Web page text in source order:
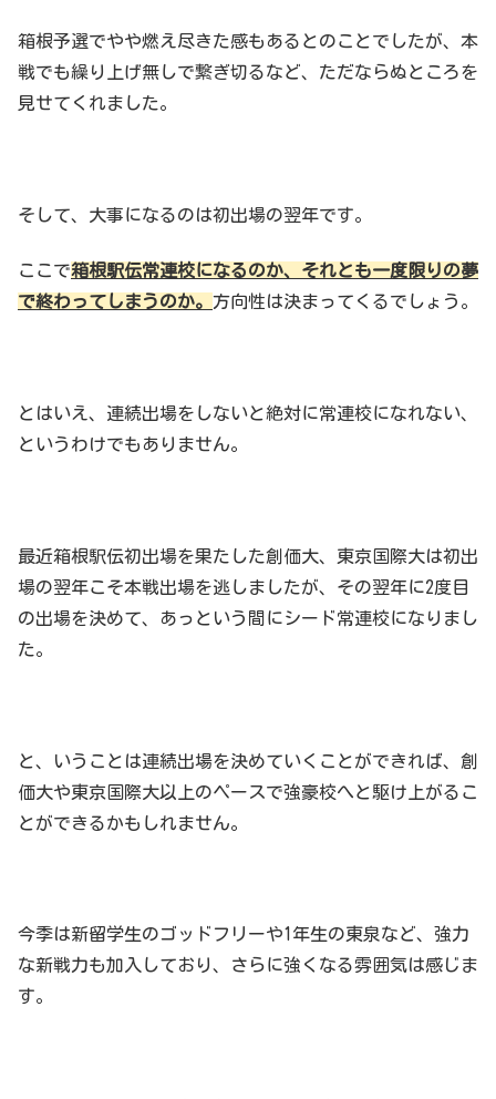
箱根予選でやや燃え尽きた感もあるとのことでしたが、本
戦でも繰り上げ無しで繋ぎ切るなど、ただならぬところを
見せてくれました。
そして、大事になるのは初出場の翌年です。
ここで箱根駅伝常連校になるのか、それとも一度限りの夢
で終わってしまうのか。 方向性は決まってくるでしょう。
とはいえ、連続出場をしないと絶対に常連校になれない、
というわけでもありません。
最近箱根駅伝初出場を果たした創価大、東京国際大は初出
場の翌年こそ本戦出場を逃しましたが、その翌年に2度目
の出場を決めて、あっという間にシード常連校になりまし
た。
と、いうことは連続出場を決めていくことができれば、創
価大や東京国際大以上のペースで強豪校へと駆け上がるこ
とができるかもしれません。
今季は新留学生のゴッドフリーや1年生の東泉など、強力
な新戦力も加入しており、さらに強くなる雰囲気は感じま
す。